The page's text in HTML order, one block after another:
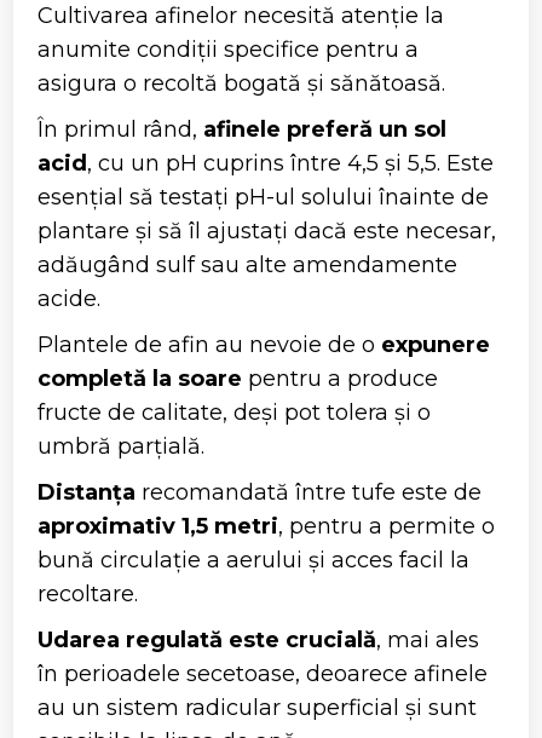
Cultivarea afinelor necesită atenție la
anumite condiții specifice pentru a
asigura o recoltă bogată și sănătoasă.
În primul rând, afinele preferă un sol
acid , cu un pH cuprins între 4,5 și 5,5. Este
esențial să testați pH-ul solului înainte de
plantare și să îl ajustați dacă este necesar,
adăugând sulf sau alte amendamente
acide.
Plantele de afin au nevoie de o expunere
completă la soare pentru a produce
fructe de calitate, deși pot tolera și o
umbră parțială.
Distanța recomandată între tufe este de
aproximativ 1,5 metri, pentru a permite o
bună circulație a aerului și acces facil la
recoltare.
Udarea regulată este crucială, mai ales
în perioadele secetoase, deoarece afinele
au un sistem radicular superficial și sunt